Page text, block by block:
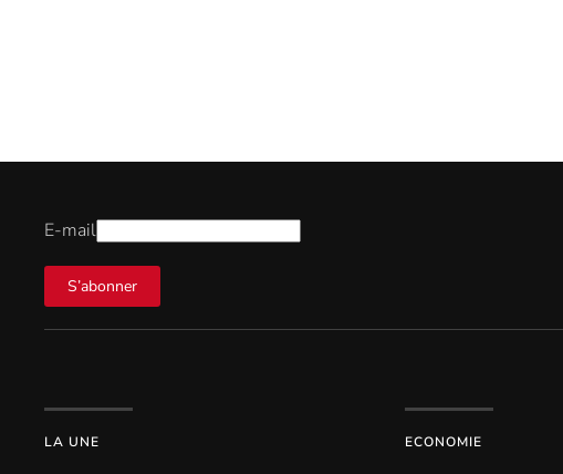
E-mail
S’abonner
LA UNE ECONOMIE